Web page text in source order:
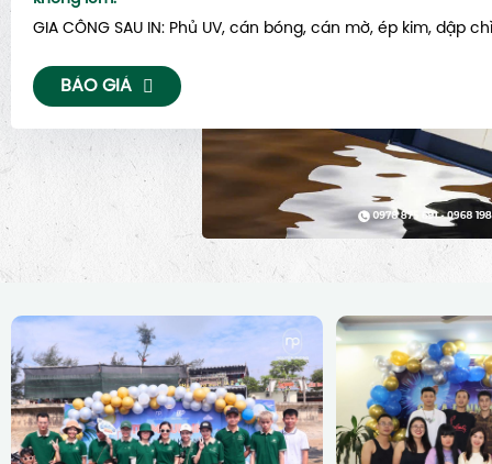
GIA CÔNG SAU IN: Phủ UV, cán bóng, cán mờ, ép kim, dập
BÁO GIÁ